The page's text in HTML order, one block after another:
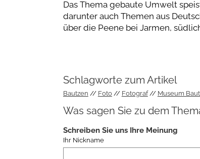
Das Thema gebaute Umwelt
darunter auch Themen aus
über die Peene bei Jarmen,
Schlagworte zum Artikel
Bautzen Foto Fotograf Museum
Was sagen Sie zu dem
Schreiben Sie uns Ihre Meinung
Ihr Nickname